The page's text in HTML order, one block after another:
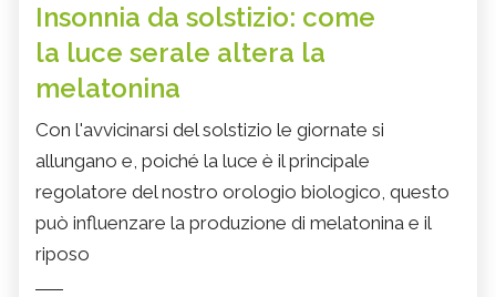
Insonnia da solstizio: come
la luce serale altera la
melatonina
Con l'avvicinarsi del solstizio le giornate si
allungano e, poiché la luce è il principale
regolatore del nostro orologio biologico, questo
può influenzare la produzione di melatonina e il
riposo